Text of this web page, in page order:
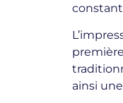
ainsi